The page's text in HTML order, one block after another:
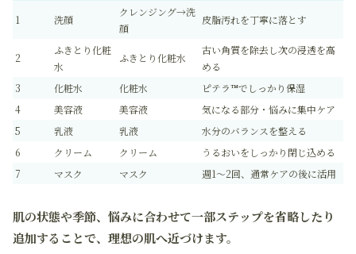
1 洗顔
クレンジング→洗
顔
皮脂汚れを丁寧に落とす
2
ふきとり化粧
水
ふきとり化粧水
古い角質を除去し次の浸透を高
める
3
化粧水 化粧水
ピテラ™でしっかり保湿
4
美容液 美容液
気になる部分・悩みに集中ケア
5
乳液 乳液
水分のバランスを整える
6
クリーム クリーム
うるおいをしっかり閉じ込める
7
マスク マスク 週1〜2回、通常ケアの後に活用
肌の状態や季節、悩みに合わせて一部ステップを省略したり
追加することで、理想の肌へ近づけます。